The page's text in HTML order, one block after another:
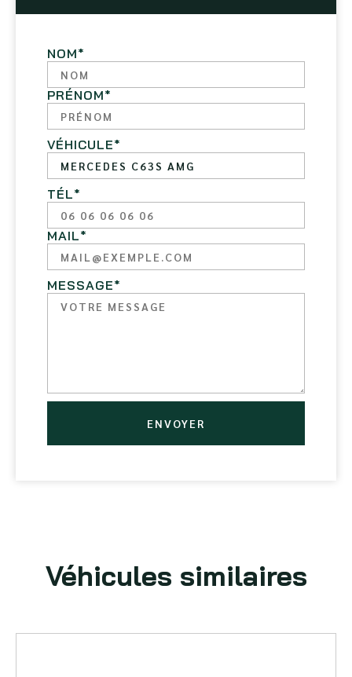
NOM*
PRÉNOM*
VÉHICULE*
TÉL*
MAIL*
MESSAGE*
ENVOYER
Véhicules similaires